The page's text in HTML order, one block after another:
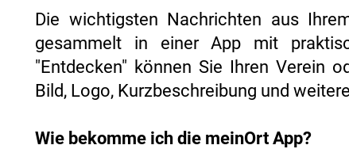
Die wichtigsten Nachrichten aus
gesammelt in einer App mit
"Entdecken" können Sie Ihren Verein
Bild, Logo, Kurzbeschreibung und
Wie bekomme ich die meinOrt App?